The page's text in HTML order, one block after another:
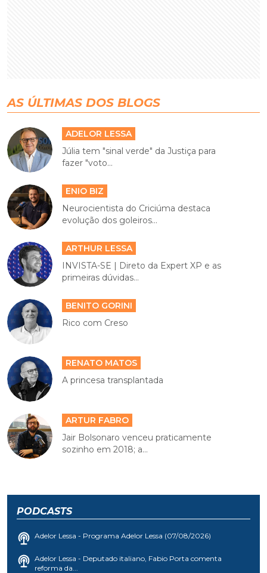
AS ÚLTIMAS DOS BLOGS
ADELOR LESSA
Júlia tem "sinal verde" da Justiça para
fazer "voto...
ENIO BIZ
Neurocientista do Criciúma destaca
evolução dos goleiros...
ARTHUR LESSA
INVISTA-SE | Direto da Expert XP e as
primeiras dúvidas...
BENITO GORINI
Rico com Creso
RENATO MATOS
A princesa transplantada
ARTUR FABRO
Jair Bolsonaro venceu praticamente
sozinho em 2018; a...
PODCASTS
Adelor Lessa - Programa Adelor Lessa (07/08/2026)
Adelor Lessa - Deputado italiano, Fabio Porta comenta
reforma da...